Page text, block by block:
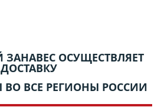
ЗАНАВЕС ОСУЩЕСТВЛЯЕТ
ДОСТАВКУ
ВСЕ РЕГИОНЫ РОССИИ